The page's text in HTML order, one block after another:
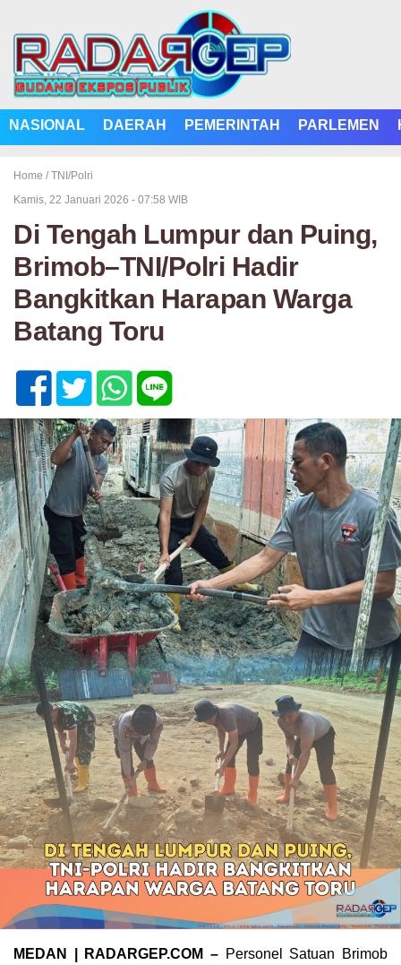
NASIONAL DAERAH PEMERINTAH PARLEMEN
Home / TNI/Polri
Kamis, 22 Januari 2026 - 07:58 WIB
Di Tengah Lumpur dan Puing,
Brimob–TNI/Polri Hadir
Bangkitkan Harapan Warga
Batang Toru
MEDAN | RADARGEP.COM – Personel Satuan Brimob